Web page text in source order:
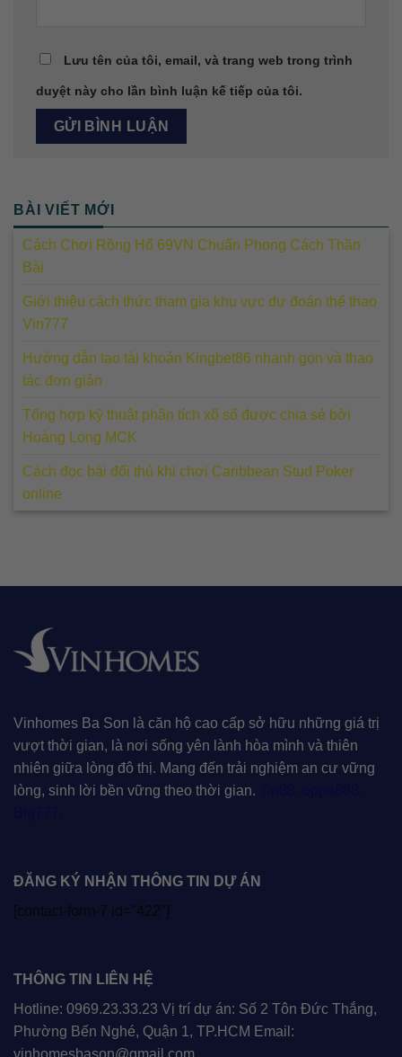
Lưu tên của tôi, email, và trang web trong trình
duyệt này cho lần bình luận kế tiếp của tôi.
BÀI VIẾT MỚI
Cách Chơi Rồng Hổ 69VN Chuẩn Phong Cách Thần
Bài
Giới thiệu cách thức tham gia khu vực dự đoán thể thao
Vin777
Hướng dẫn tạo tài khoản Kingbet86 nhanh gọn và thao
tác đơn giản
Tổng hợp kỹ thuật phân tích xổ số được chia sẻ bởi
Hoàng Long MCK
Cách đọc bài đối thủ khi chơi Caribbean Stud Poker
online
Vinhomes Ba Son là căn hộ cao cấp sở hữu những giá trị
vượt thời gian, là nơi sống yên lành hòa mình và thiên
nhiên giữa lòng đô thị. Mang đến trải nghiệm an cư vững
lòng, sinh lời bền vững theo thời gian.
ĐĂNG KÝ NHẬN THÔNG TIN DỰ ÁN
[contact-form-7 id="422"]
THÔNG TIN LIÊN HỆ
Hotline: 0969.23.33.23 Vị trí dự án: Số 2 Tôn Đức Thắng,
Phường Bến Nghé, Quận 1, TP.HCM Email:
vinhomesbason@gmail.com